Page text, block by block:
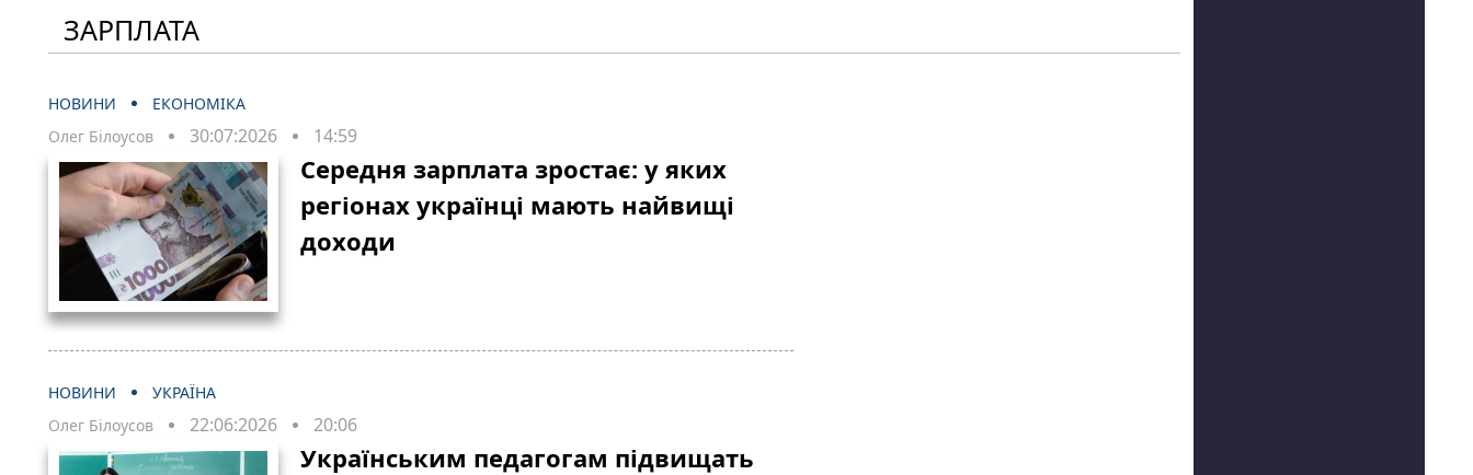
ЗАРПЛАТА
НОВИНИ
ЕКОНОМІКА
Олег Білоусов
30:07:2026 14:59
Середня зарплата зростає: у яких
регіонах українці мають найвищі
доходи
НОВИНИ
УКРАЇНА
Олег Білоусов
22:06:2026 20:06
Українським педагогам підвищать